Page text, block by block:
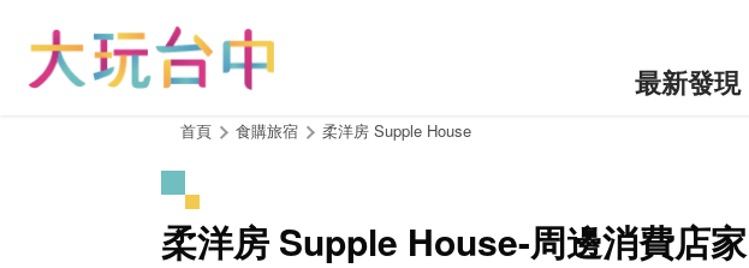
最新發現
首頁 食購旅宿 柔洋房 Supple House
柔洋房 Supple House-周邊消費店家